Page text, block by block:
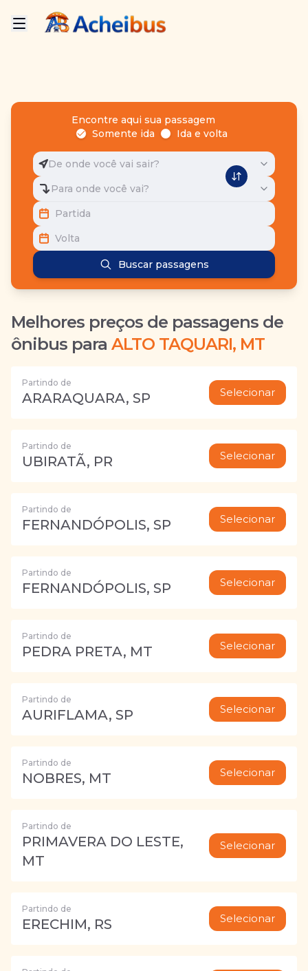
Encontre aqui sua passagem
Somente ida
Ida e volta
De onde você vai sair?
Para onde você vai?
Partida
Volta
Buscar passagens
Melhores preços de passagens de
ônibus para ALTO TAQUARI, MT
Partindo de
ARARAQUARA, SP Selecionar
Partindo de
UBIRATÃ, PR Selecionar
Partindo de
FERNANDÓPOLIS, SP Selecionar
Partindo de
FERNANDÓPOLIS, SP Selecionar
Partindo de
PEDRA PRETA, MT Selecionar
Partindo de
AURIFLAMA, SP Selecionar
Partindo de
NOBRES, MT Selecionar
Partindo de
PRIMAVERA DO LESTE,
MT
Selecionar
Partindo de
ERECHIM, RS Selecionar